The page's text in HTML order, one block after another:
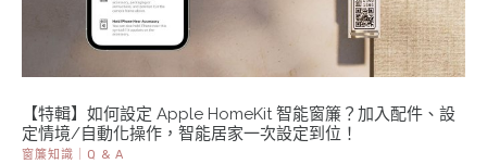
【特輯】如何設定 Apple HomeKit 智能窗簾？加入配件、設
定情境/自動化操作，智能居家一次設定到位！
窗簾知識｜Q & A